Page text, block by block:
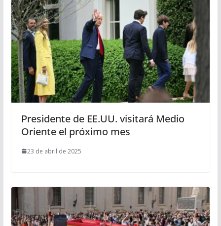
Presidente de EE.UU. visitará Medio
Oriente el próximo mes
23 de abril de 2025